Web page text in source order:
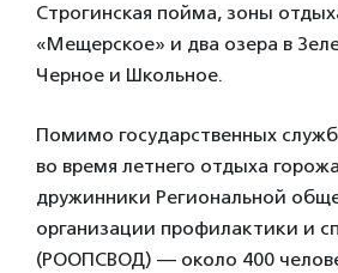
Строгинская пойма, зоны
«Мещерское» и два озера в
Черное и Школьное.
Помимо государственных
во время летнего отдыха
дружинники Региональной
организации профилактики и
(РООПСВОД) — около 400